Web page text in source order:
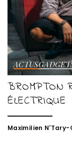
ACTUS
BROMPTON
ÉLECTRIQUE
Posted
Maximilien